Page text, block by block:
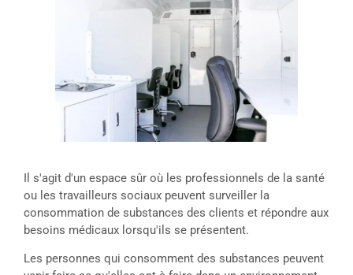
Il s'agit d'un espace sûr où les professionnels de la santé
ou les travailleurs sociaux peuvent surveiller la
consommation de substances des clients et répondre aux
besoins médicaux lorsqu'ils se présentent.
Les personnes qui consomment des substances peuvent